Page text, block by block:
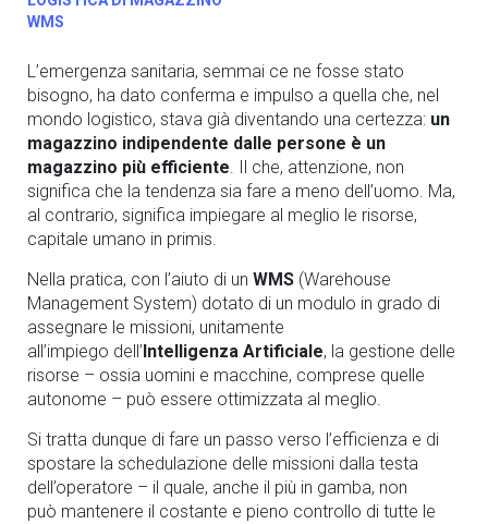
WMS
L’emergenza sanitaria, semmai ce ne fosse stato
bisogno, ha dato conferma e impulso a quella che, nel
mondo logistico, stava già diventando una certezza: un
magazzino indipendente dalle persone è un
magazzino più efficiente. Il che, attenzione, non
significa che la tendenza sia fare a meno dell’uomo. Ma,
al contrario, significa impiegare al meglio le risorse,
capitale umano in primis.
Nella pratica, con l’aiuto di un WMS (Warehouse
Management System) dotato di un modulo in grado di
assegnare le missioni, unitamente
all’impiego dell’Intelligenza Artificiale, la gestione delle
risorse – ossia uomini e macchine, comprese quelle
autonome – può essere ottimizzata al meglio.
Si tratta dunque di fare un passo verso l’efficienza e di
spostare la schedulazione delle missioni dalla testa
dell’operatore – il quale, anche il più in gamba, non
può mantenere il costante e pieno controllo di tutte le